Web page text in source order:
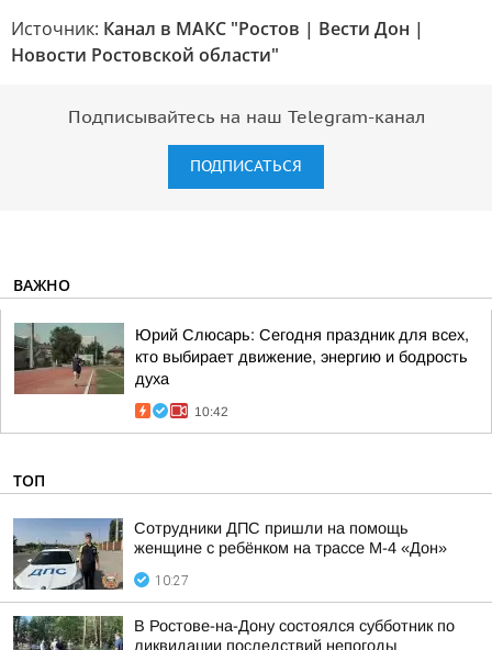
Источник: Канал в МАКС "Ростов | Вести Дон |
Новости Ростовской области"
Подписывайтесь на наш Telegram-канал
ПОДПИСАТЬСЯ
ВАЖНО
Юрий Слюсарь: Сегодня праздник для всех,
кто выбирает движение, энергию и бодрость
духа
10:42
ТОП
Сотрудники ДПС пришли на помощь
женщине с ребёнком на трассе М-4 «Дон»
10:27
В Ростове-на-Дону состоялся субботник по
ликвидации последствий непогоды